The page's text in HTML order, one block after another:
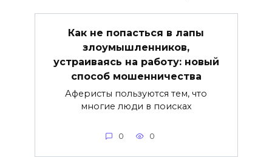
Как не попасться в лапы
злоумышленников,
устраиваясь на работу: новый
способ мошенничества
Аферисты пользуются тем, что
многие люди в поисках
0 0